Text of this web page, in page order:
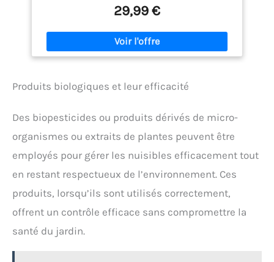
matériau de qualité stable comme celui-ci, ces
outils de jardinage se déforment à peine. Un
ensemble pour tous : L'ensemble d'outils de
jardinage Grenebo comprend un total de 8 outils et
1 sac de rangement. Sécateur, désherbeur,
jardin. Poignée ergonomique : Afin de rendre
sans effort, les outils de jardinage sont dotés de
poignées en bois antidérapantes, bien conçues et
adaptées à différentes tailles de mains. Que ce soit
de jardinage facilitent le creusement, le transport,
le désherbage, la plantation et l'élagage. Sac de
jardinage supplémentaire : La plus grande
préoccupation lors de l'achat d'un grand ensemble
cette considération, les outils de jardinage Grenebo
pour le jardinage sont livrés avec un sac de
stockage robuste, est un design floral avec un style
29,99 €
Produits biologiques et leur efficacité
Des biopesticides ou produits dérivés de micro-
organismes ou extraits de plantes peuvent être
employés pour gérer les nuisibles efficacement tout
en restant respectueux de l’environnement. Ces
produits, lorsqu’ils sont utilisés correctement,
offrent un contrôle efficace sans compromettre la
santé du jardin.